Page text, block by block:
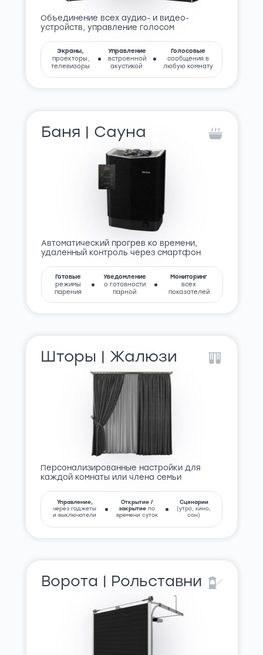
Объединение всех аудио- и видео-
устройств, управление голосом
Экраны,
проекторы,
телевизоры
Управление
встроенной
акустикой
Голосовые
сообщения в
любую комнату
Шторы | Жалюзи
Персонализированные настройки для
каждой комнаты или члена семьи
Управление,
через гаджеты
и выключатели
Открытие /
закрытие по
времени суток
Сценарии
(утро, кино,
сон)
Ворота | Рольставни
Баня | Cауна
Автоматический прогрев ко времени,
удаленный контроль через смартфон
Готовые
режимы
парения
Уведомление
о готовности
парной
Мониторинг
всех
показателей